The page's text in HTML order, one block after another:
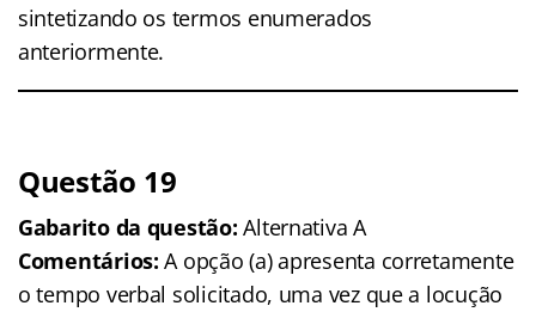
sintetizando os termos enumerados
anteriormente.
Questão 19
Gabarito da questão: Alternativa A
Comentários: A opção (a) apresenta corretamente
o tempo verbal solicitado, uma vez que a locução